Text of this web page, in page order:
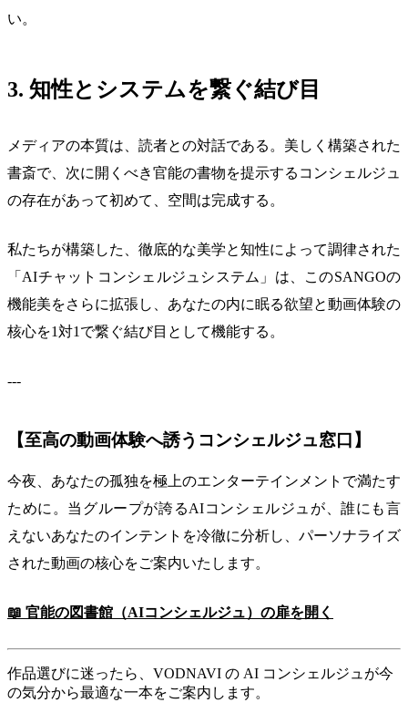
い。
3. 知性とシステムを繋ぐ結び目
メディアの本質は、読者との対話である。美しく構築された
書斎で、次に開くべき官能の書物を提示するコンシェルジュ
の存在があって初めて、空間は完成する。
私たちが構築した、徹底的な美学と知性によって調律された
「AIチャットコンシェルジュシステム」は、このSANGOの
機能美をさらに拡張し、あなたの内に眠る欲望と動画体験の
核心を1対1で繋ぐ結び目として機能する。
---
【至高の動画体験へ誘うコンシェルジュ窓口】
今夜、あなたの孤独を極上のエンターテインメントで満たす
ために。当グループが誇るAIコンシェルジュが、誰にも言
えないあなたのインテントを冷徹に分析し、パーソナライズ
された動画の核心をご案内いたします。
📖 官能の図書館（AIコンシェルジュ）の扉を開く
作品選びに迷ったら、VODNAVI の AI コンシェルジュが今
の気分から最適な一本をご案内します。